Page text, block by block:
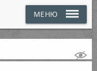
МЕНЮ